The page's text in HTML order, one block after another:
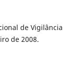
de Vigilância
de 2008.